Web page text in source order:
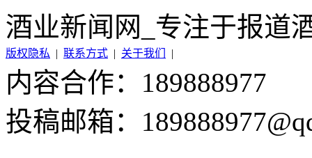
酒业新闻网_专注于报道
版权隐私 | 联系方式 | 关于我们 |
内容合作：189888977
投稿邮箱：